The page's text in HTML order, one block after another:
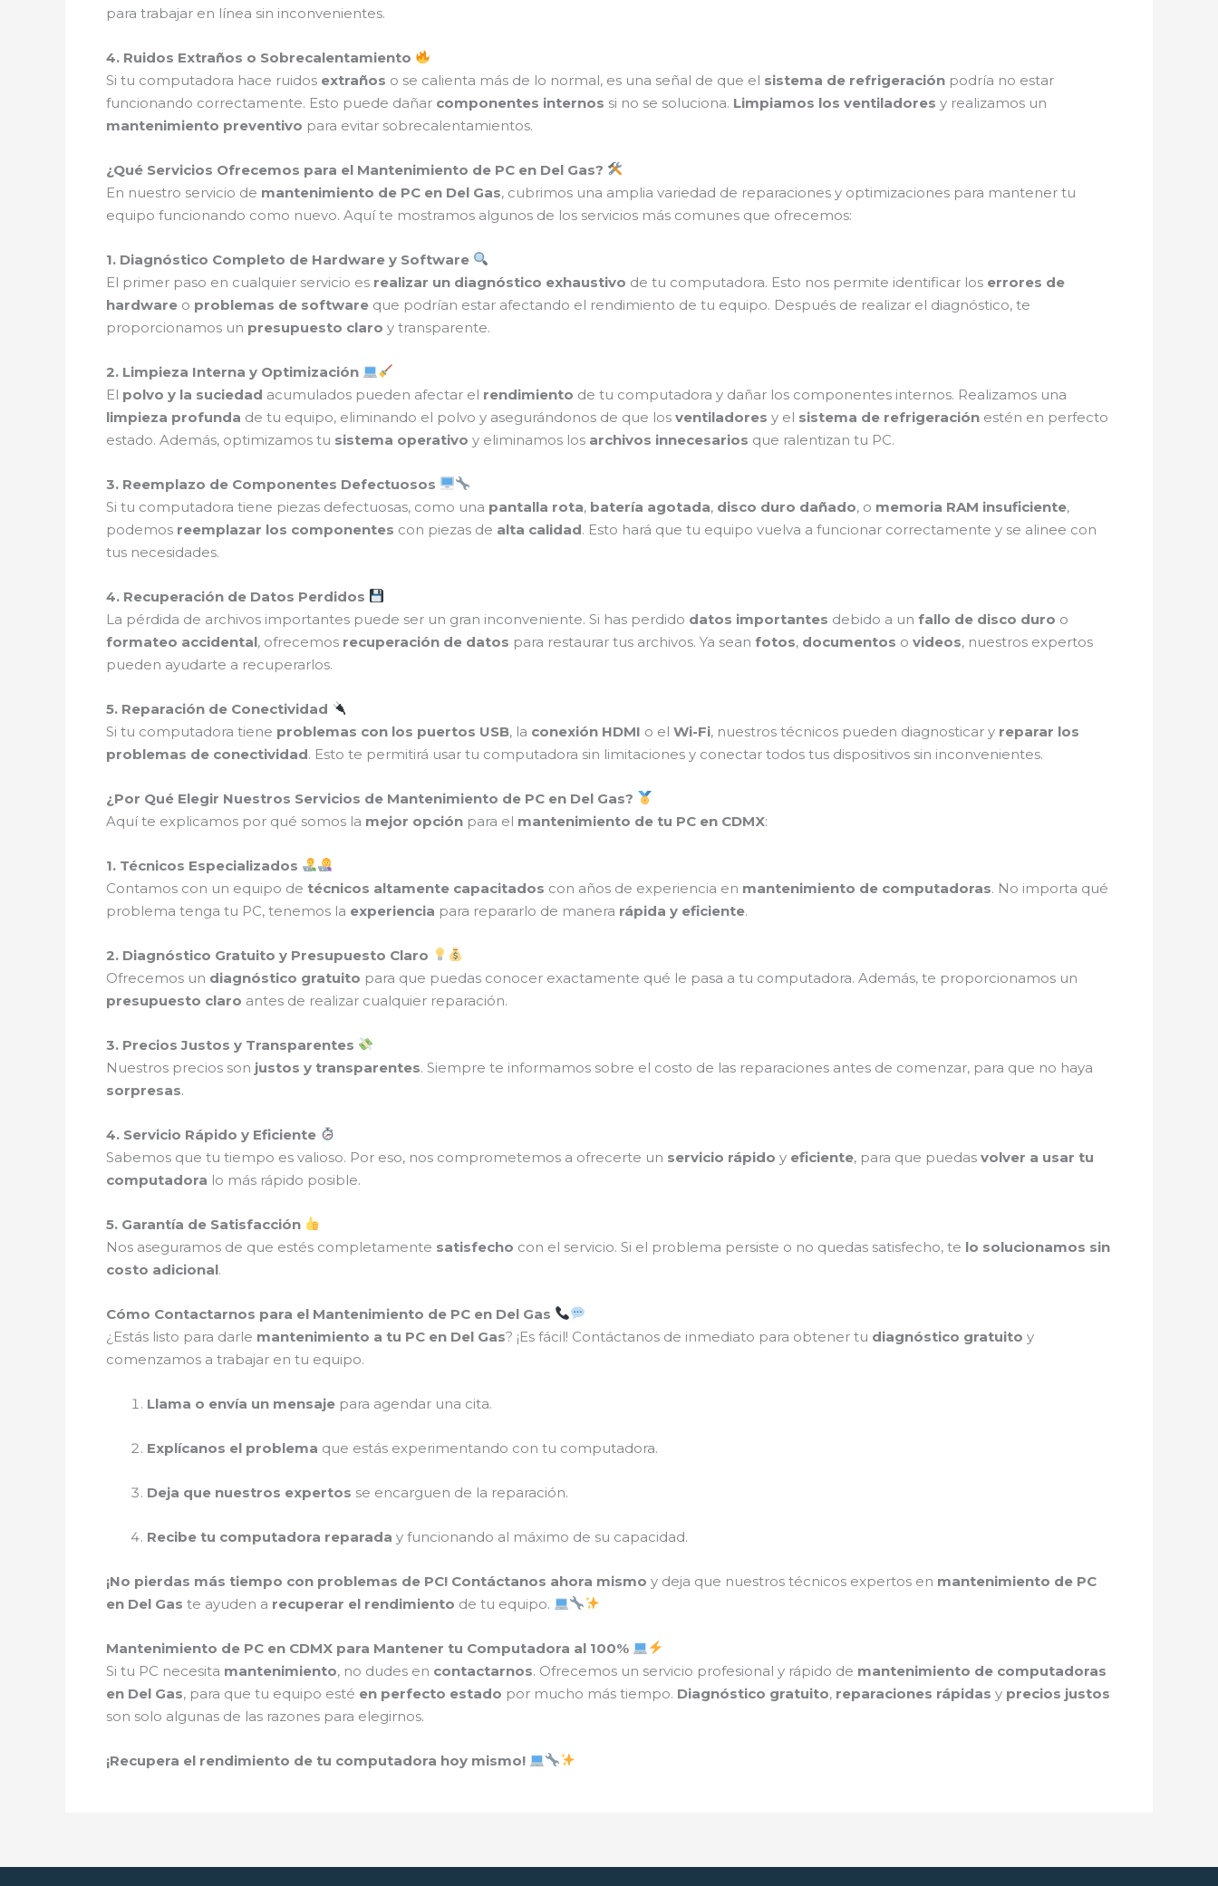
para trabajar en línea sin inconvenientes.
4. Ruidos Extraños o Sobrecalentamiento
Si tu computadora hace ruidos extraños o se calienta más de lo normal, es una señal de que el sistema de refrigeración podría no estar
funcionando correctamente. Esto puede dañar componentes internos si no se soluciona. Limpiamos los ventiladores y realizamos un
mantenimiento preventivo para evitar sobrecalentamientos.
¿Qué Servicios Ofrecemos para el Mantenimiento de PC en Del Gas?
En nuestro servicio de mantenimiento de PC en Del Gas, cubrimos una amplia variedad de reparaciones y optimizaciones para mantener tu
equipo funcionando como nuevo. Aquí te mostramos algunos de los servicios más comunes que ofrecemos:
1. Diagnóstico Completo de Hardware y Software
El primer paso en cualquier servicio es realizar un diagnóstico exhaustivo de tu computadora. Esto nos permite identificar los errores de
hardware o problemas de software que podrían estar afectando el rendimiento de tu equipo. Después de realizar el diagnóstico, te
proporcionamos un presupuesto claro y transparente.
2. Limpieza Interna y Optimización
El polvo y la suciedad acumulados pueden afectar el rendimiento de tu computadora y dañar los componentes internos. Realizamos una
limpieza profunda de tu equipo, eliminando el polvo y asegurándonos de que los ventiladores y el sistema de refrigeración estén en perfecto
estado. Además, optimizamos tu sistema operativo y eliminamos los archivos innecesarios que ralentizan tu PC.
3. Reemplazo de Componentes Defectuosos
Si tu computadora tiene piezas defectuosas, como una pantalla rota, batería agotada, disco duro dañado, o memoria RAM insuficiente,
podemos reemplazar los componentes con piezas de alta calidad. Esto hará que tu equipo vuelva a funcionar correctamente y se alinee con
tus necesidades.
4. Recuperación de Datos Perdidos
La pérdida de archivos importantes puede ser un gran inconveniente. Si has perdido datos importantes debido a un fallo de disco duro o
formateo accidental, ofrecemos recuperación de datos para restaurar tus archivos. Ya sean fotos, documentos o videos, nuestros expertos
pueden ayudarte a recuperarlos.
5. Reparación de Conectividad
Si tu computadora tiene problemas con los puertos USB, la conexión HDMI o el Wi-Fi, nuestros técnicos pueden diagnosticar y reparar los
problemas de conectividad. Esto te permitirá usar tu computadora sin limitaciones y conectar todos tus dispositivos sin inconvenientes.
¿Por Qué Elegir Nuestros Servicios de Mantenimiento de PC en Del Gas?
Aquí te explicamos por qué somos la mejor opción para el mantenimiento de tu PC en CDMX:
1. Técnicos Especializados
Contamos con un equipo de técnicos altamente capacitados con años de experiencia en mantenimiento de computadoras. No importa qué
problema tenga tu PC, tenemos la experiencia para repararlo de manera rápida y eficiente.
2. Diagnóstico Gratuito y Presupuesto Claro
Ofrecemos un diagnóstico gratuito para que puedas conocer exactamente qué le pasa a tu computadora. Además, te proporcionamos un
presupuesto claro antes de realizar cualquier reparación.
3. Precios Justos y Transparentes
Nuestros precios son justos y transparentes. Siempre te informamos sobre el costo de las reparaciones antes de comenzar, para que no haya
sorpresas.
4. Servicio Rápido y Eficiente
Sabemos que tu tiempo es valioso. Por eso, nos comprometemos a ofrecerte un servicio rápido y eficiente, para que puedas volver a usar tu
computadora lo más rápido posible.
5. Garantía de Satisfacción
Nos aseguramos de que estés completamente satisfecho con el servicio. Si el problema persiste o no quedas satisfecho, te lo solucionamos sin
costo adicional.
Cómo Contactarnos para el Mantenimiento de PC en Del Gas
¿Estás listo para darle mantenimiento a tu PC en Del Gas? ¡Es fácil! Contáctanos de inmediato para obtener tu diagnóstico gratuito y
comenzamos a trabajar en tu equipo.
Llama o envía un mensaje para agendar una cita.
Explícanos el problema que estás experimentando con tu computadora.
Deja que nuestros expertos se encarguen de la reparación.
Recibe tu computadora reparada y funcionando al máximo de su capacidad.
¡No pierdas más tiempo con problemas de PC! Contáctanos ahora mismo y deja que nuestros técnicos expertos en mantenimiento de PC
en Del Gas te ayuden a recuperar el rendimiento de tu equipo.
Mantenimiento de PC en CDMX para Mantener tu Computadora al 100%
Si tu PC necesita mantenimiento, no dudes en contactarnos. Ofrecemos un servicio profesional y rápido de mantenimiento de computadoras
en Del Gas, para que tu equipo esté en perfecto estado por mucho más tiempo. Diagnóstico gratuito, reparaciones rápidas y precios justos
son solo algunas de las razones para elegirnos.
¡Recupera el rendimiento de tu computadora hoy mismo!